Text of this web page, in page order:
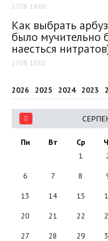
27.08 14:00
Как выбрать
было мучительно
наесться
27.08 13:02
2026 2025 2024 2023
Пн Вт Ср
1
6 7 8
13 14 15
20 21 22
27 28 29